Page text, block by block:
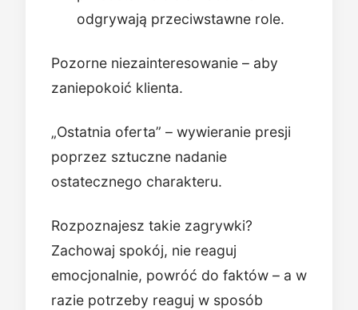
odgrywają przeciwstawne role.
Pozorne niezainteresowanie – aby
zaniepokoić klienta.
„Ostatnia oferta” – wywieranie presji
poprzez sztuczne nadanie
ostatecznego charakteru.
Rozpoznajesz takie zagrywki?
Zachowaj spokój, nie reaguj
emocjonalnie, powróć do faktów – a w
razie potrzeby reaguj w sposób